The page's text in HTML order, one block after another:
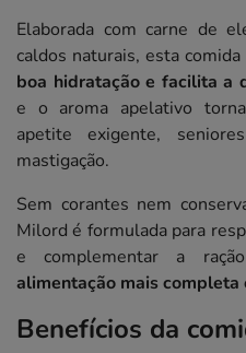
Elaborada com carne de
caldos naturais, esta
boa hidratação e facilita a
e o aroma apelativo
apetite exigente,
mastigação.
Sem corantes nem
Milord é formulada para
e complementar a
alimentação mais completa
Benefícios da